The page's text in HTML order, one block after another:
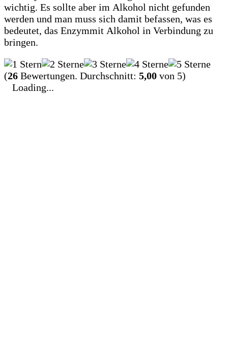
wichtig. Es sollte aber im Alkohol nicht gefunden
werden und man muss sich damit befassen, was es
bedeutet, das Enzymmit Alkohol in Verbindung zu
bringen.
(26 Bewertungen. Durchschnitt: 5,00 von 5)
Loading...